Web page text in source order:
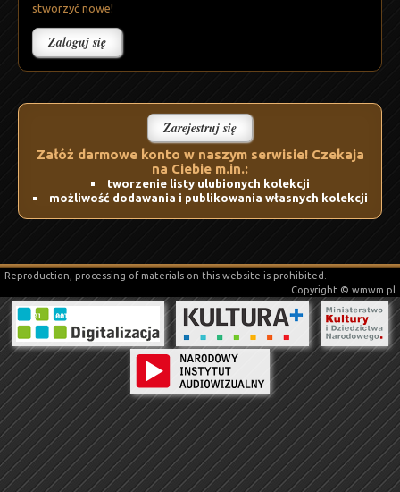
stworzyć nowe!
Zarejestruj się
Załóż darmowe konto w naszym serwisie! Czekaja
na Ciebie m.in.:
tworzenie listy ulubionych kolekcji
możliwość dodawania i publikowania własnych kolekcji
Reproduction, processing of materials on this website is prohibited.
Copyright © wmwm.pl